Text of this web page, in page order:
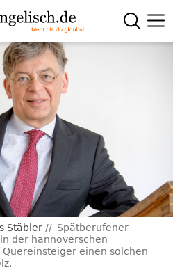
Stäbler
Spätberufener
der hannoverschen
einen solchen